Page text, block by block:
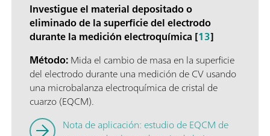
Investigue el material depositado o
eliminado de la superficie del electrodo
durante la medición electroquímica [13]
Método:Mida el cambio de masa en la superficie
del electrodo durante una medición de CV usando
una microbalanza electroquímica de cristal de
cuarzo (EQCM).
Nota de aplicación: estudio de EQCM de